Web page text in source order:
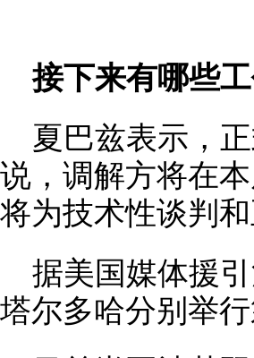
接下来有哪些
夏巴兹表示，
说，调解方将在
将为技术性谈判
据美国媒体援
塔尔多哈分别举